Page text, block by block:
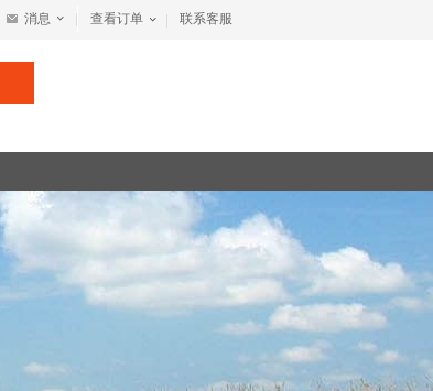
消息 查看订单 联系客服